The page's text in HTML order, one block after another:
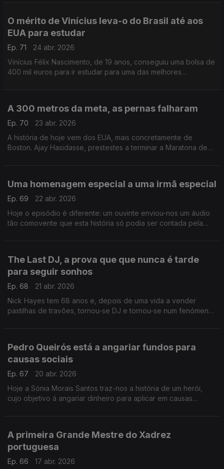
O mérito de Vinícius leva-o do Brasil até aos
EUA para estudar
Ep. 71
24 abr. 2026
Vinícius Félix Nascimento, de 19 anos, conseguiu uma bolsa de
400 mil euros para ir estudar para uma das melhores
A 300 metros da meta, as pernas falharam
Ep. 70
23 abr. 2026
A história de hoje vem dos EUA, mais concretamente de
Boston. Ajay Hasidasse, prestestes a terminar a Maratona de
Uma homenagem especial a uma irmã especial
Ep. 69
22 abr. 2026
Hoje o episódio é diferente: um ouvinte enviou-nos um áudio
tão comovente que esta história só podia ser contada pela
The Last DJ, a prova que que nunca é tarde
para seguir sonhos
Ep. 68
21 abr. 2026
Nick Hayes tem 68 anos e, depois de uma vida a vender
pastilhas de travões, tornou-se DJ e tornou-se num fenómeno
Pedro Queirós está a angariar fundos para
causas sociais
Ep. 67
20 abr. 2026
Hoje a Sónia Morais Santos traz-nos a história de um herói,
cujo objetivo á angariar dinheiro para aplicar em causas
A primeira Grande Mestre do Xadrez
portuguesa
Ep. 66
17 abr. 2026